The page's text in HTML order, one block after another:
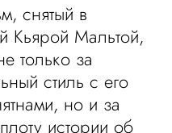
снятый в
Кьярой Мальтой,
только за
стиль с его
но и за
истории об